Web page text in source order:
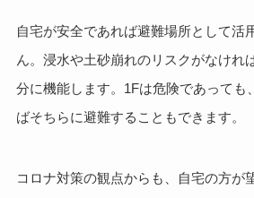
自宅が安全であれば避難場所として活
ん。浸水や土砂崩れのリスクがなけれ
分に機能します。1Fは危険であっても
ばそちらに避難することもできます。
コロナ対策の観点からも、自宅の方が